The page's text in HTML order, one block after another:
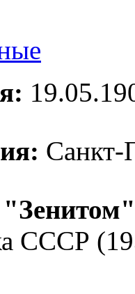
Санкт-
СССР